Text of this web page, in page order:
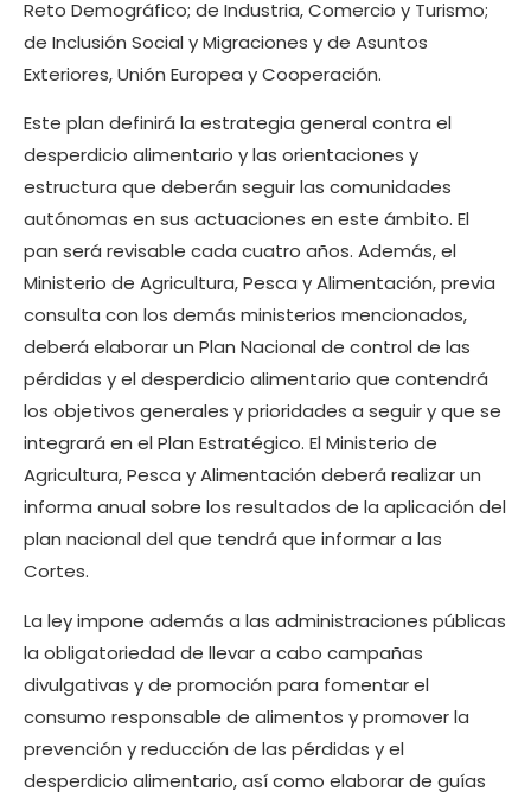
Reto Demográfico; de Industria, Comercio y Turismo;
de Inclusión Social y Migraciones y de Asuntos
Exteriores, Unión Europea y Cooperación.
Este plan definirá la estrategia general contra el
desperdicio alimentario y las orientaciones y
estructura que deberán seguir las comunidades
autónomas en sus actuaciones en este ámbito. El
pan será revisable cada cuatro años. Además, el
Ministerio de Agricultura, Pesca y Alimentación, previa
consulta con los demás ministerios mencionados,
deberá elaborar un Plan Nacional de control de las
pérdidas y el desperdicio alimentario que contendrá
los objetivos generales y prioridades a seguir y que se
integrará en el Plan Estratégico. El Ministerio de
Agricultura, Pesca y Alimentación deberá realizar un
informa anual sobre los resultados de la aplicación del
plan nacional del que tendrá que informar a las
Cortes.
La ley impone además a las administraciones públicas
la obligatoriedad de llevar a cabo campañas
divulgativas y de promoción para fomentar el
consumo responsable de alimentos y promover la
prevención y reducción de las pérdidas y el
desperdicio alimentario, así como elaborar de guías